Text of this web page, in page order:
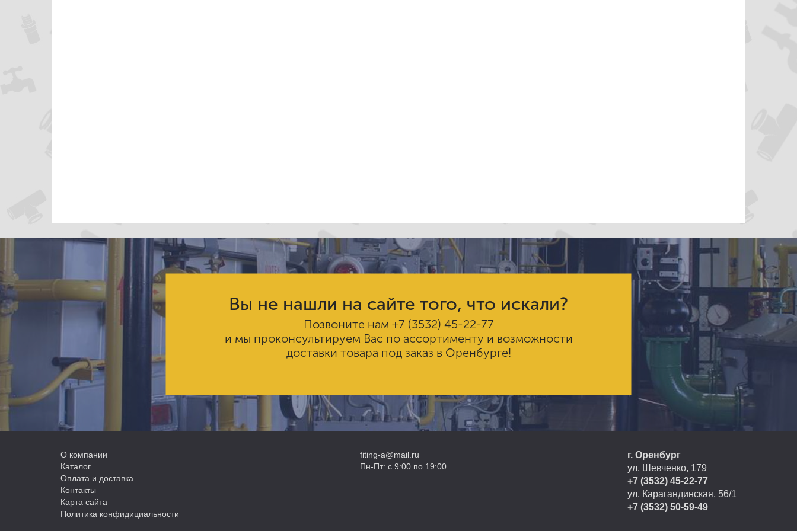
Вы не нашли на сайте того, что искали?
Позвоните нам +7 (3532) 45-22-77
и мы проконсультируем Вас по ассортименту и возможности
доставки товара под заказ в Оренбурге!
О компании
Каталог
Оплата и доставка
Контакты
Карта сайта
Политика конфидициальности
fiting-a@mail.ru
Пн-Пт: с 9:00 по 19:00
г. Оренбург
ул. Шевченко, 179
+7 (3532) 45-22-77
ул. Карагандинская, 56/1
+7 (3532) 50-59-49